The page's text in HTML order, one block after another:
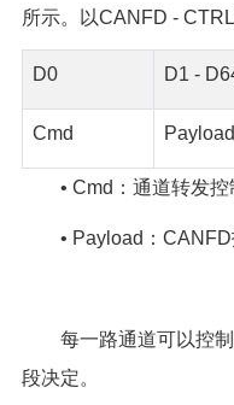
所示。以CANFD -
D0 D1 -
Cmd Payload
• Cmd：通道转发控
• Payload：
每一路通道可以控
段决定。